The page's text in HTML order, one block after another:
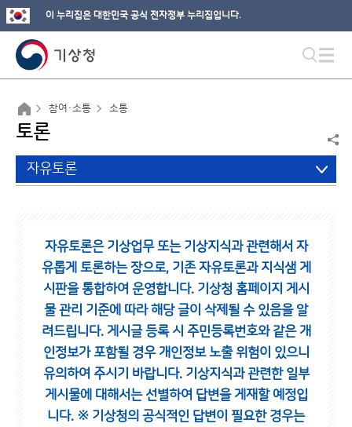
이 누리집은 대한민국 공식 전자정부 누리집입니다.
참여·소통 소통
토론
자유토론
자유토론은 기상업무 또는 기상지식과 관련해서 자
유롭게 토론하는 장으로, 기존 자유토론과 지식샘 게
시판을 통합하여 운영합니다. 기상청 홈페이지 게시
물 관리 기준에 따라 해당 글이 삭제될 수 있음을 알
려드립니다. 게시글 등록 시 주민등록번호와 같은 개
인정보가 포함될 경우 개인정보 노출 위험이 있으니
유의하여 주시기 바랍니다. 기상지식과 관련한 일부
게시물에 대해서는 선별하여 답변을 게재할 예정입
니다. ※ 기상청의 공식적인 답변이 필요한 경우는